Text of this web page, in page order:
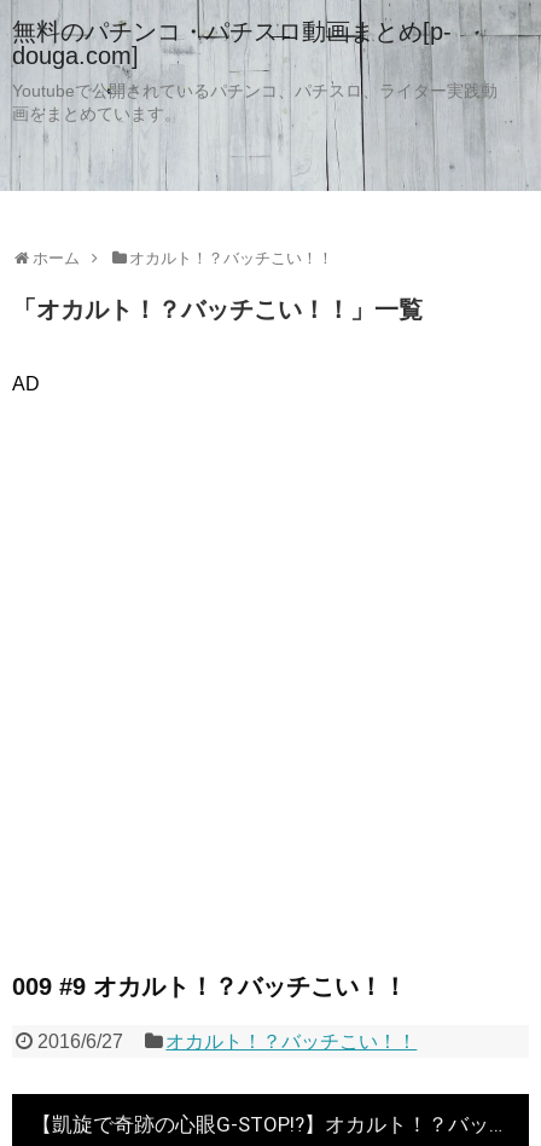
無料のパチンコ・パチスロ動画まとめ[p-
douga.com]
Youtubeで公開されているパチンコ、パチスロ、ライター実践動
画をまとめています。
ホーム オカルト！？バッチこい！！
「 オカルト！？バッチこい！！ 」 一覧
AD
009 #9 オカルト！？バッチこい！！
2016/6/27 オカルト！？バッチこい！！
【凱旋で奇跡の心眼G-STOP!?】オカルト！？バッチこい！！第9回《松本バッチ×鬼Dイッチー》［パチスロ・スロット］